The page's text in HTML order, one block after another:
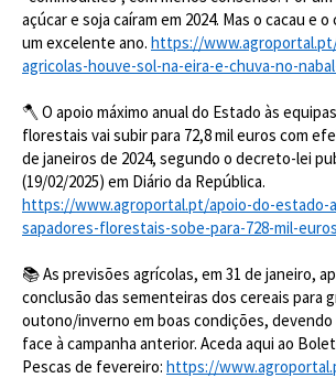
açúcar e soja caíram em 2024. Mas o cacau e
um excelente ano. https://
agricolas-houve-sol-na-eira-e-chuva-no-
🪓 O apoio máximo anual do Estado às
florestais vai subir para 72,8 mil euros com
de janeiros de 2024, segundo o decreto-lei
(19/02/2025) em Diário da República.
https://www.agroportal.pt/apoio-do-estado-
sapadores-florestais-sobe-para-728-mil-
📚 As previsões agrícolas, em 31 de janeiro,
conclusão das sementeiras dos cereais para
outono/inverno em boas condições, devendo
face à campanha anterior. Aceda aqui ao
Pescas de fevereiro: https://